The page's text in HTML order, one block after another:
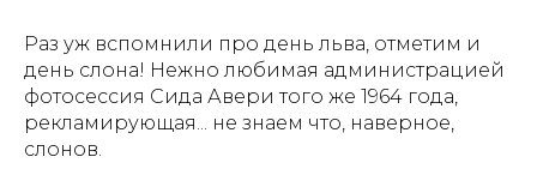
Раз уж вспомнили про день льва, отметим и
день слона! Нежно любимая администрацией
фотосессия Сида Авери того же 1964 года,
рекламирующая... не знаем что, наверное,
слонов.